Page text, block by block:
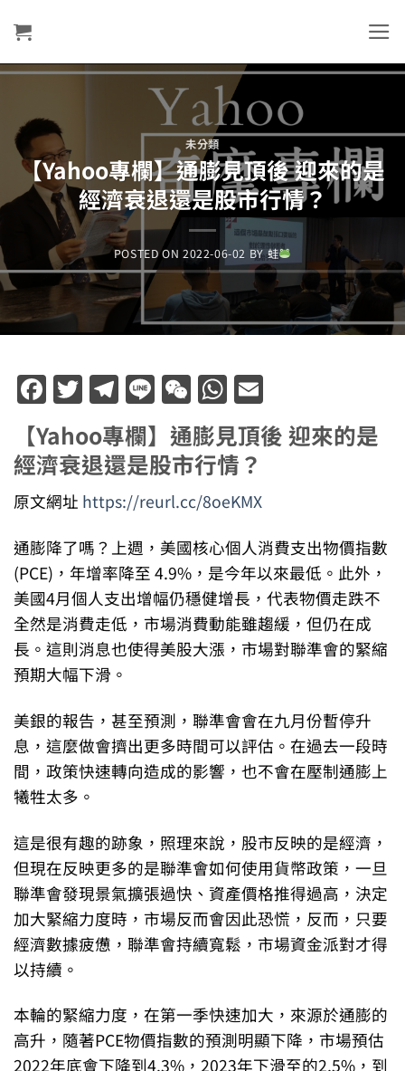
content
未分類
【Yahoo專欄】通膨見頂後 迎來的是
經濟衰退還是股市行情？
POSTED ON 2022-06-02 BY蛙
Facebook
Twitter
Telegram
LineWeChatWhatsApp
【Yahoo專欄】通膨見頂後 迎來的是
經濟衰退還是股市行情？
原文網址 https://reurl.cc/8oeKMX
通膨降了嗎？上週，美國核心個人消費支出物價指數
(PCE)，年增率降至 4.9%，是今年以來最低。此外，
美國4月個人支出增幅仍穩健增長，代表物價走跌不
全然是消費走低，市場消費動能雖趨緩，但仍在成
長。這則消息也使得美股大漲，市場對聯準會的緊縮
預期大幅下滑。
美銀的報告，甚至預測，聯準會會在九月份暫停升
息，這麼做會擠出更多時間可以評估。在過去一段時
間，政策快速轉向造成的影響，也不會在壓制通膨上
犧牲太多。
這是很有趣的跡象，照理來說，股市反映的是經濟，
但現在反映更多的是聯準會如何使用貨幣政策，一旦
聯準會發現景氣擴張過快、資產價格推得過高，決定
加大緊縮力度時，市場反而會因此恐慌，反而，只要
經濟數據疲憊，聯準會持續寬鬆，市場資金派對才得
以持續。
本輪的緊縮力度，在第一季快速加大，來源於通膨的
高升，隨著PCE物價指數的預測明顯下降，市場預估
2022年底會下降到4.3%，2023年下滑至的2.5%，到